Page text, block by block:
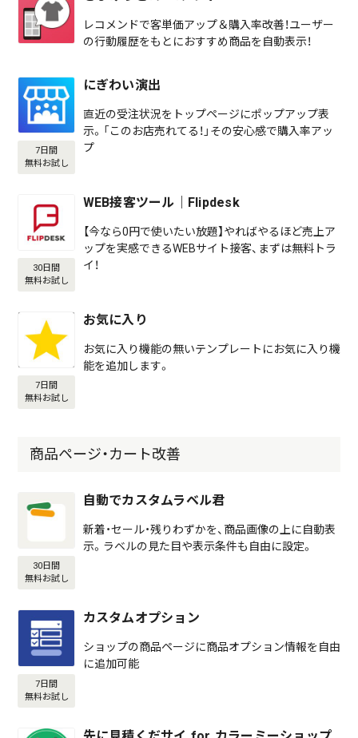
レコメンドで客単価アップ＆購入率改善！ユーザー
の行動履歴をもとにおすすめ商品を自動表示！
7日間
無料お試し
にぎわい演出
直近の受注状況をトップページにポップアップ表
示。「このお店売れてる！」その安心感で購入率アッ
プ
30日間
無料お試し
WEB接客ツール｜Flipdesk
【今なら0円で使いたい放題】やればやるほど売上ア
ップを実感できるWEBサイト接客、まずは無料トラ
イ！
7日間
無料お試し
お気に入り
お気に入り機能の無いテンプレートにお気に入り機
能を追加します。
商品ページ・カート改善
30日間
無料お試し
自動でカスタムラベル君
新着・セール・残りわずかを、商品画像の上に自動表
示。ラベルの見た目や表示条件も自由に設定。
7日間
無料お試し
カスタムオプション
ショップの商品ページに商品オプション情報を自由
に追加可能